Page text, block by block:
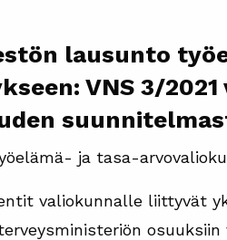
lausunto
VNS 3/
ja tasa-
valiokunnalle liittyvät
osuuksiin